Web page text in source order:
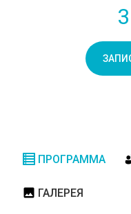
ПРОГРАММА
ГАЛЕРЕЯ